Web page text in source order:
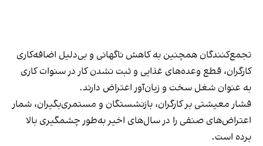
تجمع‌کنندگان همچنین به کاهش ناگهانی و بی‌دلیل اضافه‌کاری
کارگران، قطع وعده‌های غذایی و ثبت نشدن کار در سنوات کاری‌
به عنوان شغل سخت و زیان‌آور اعتراض دارند.
فشار معیشتی بر کارگران، بازنشستگان و مستمری‌بگیران، شمار
اعتراض‌های صنفی را در سال‌های اخیر به‌طور چشمگیری بالا
برده است.